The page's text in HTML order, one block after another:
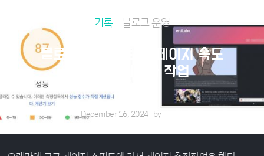
기록 블로그 운영
블로그 작업노트 11: 페이지 속도
측정 및 최적화 작업
December 16, 2024 by